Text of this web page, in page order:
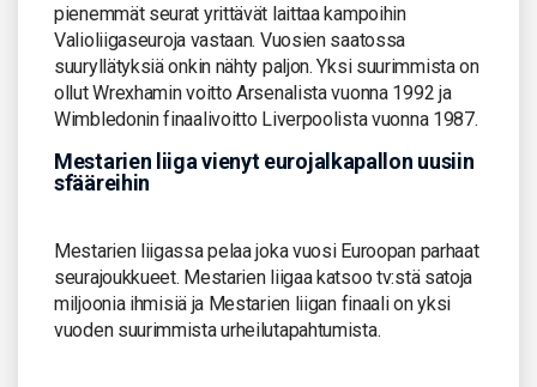
pienemmät seurat yrittävät laittaa kampoihin
Valioliigaseuroja vastaan. Vuosien saatossa
suuryllätyksiä onkin nähty paljon. Yksi suurimmista on
ollut Wrexhamin voitto Arsenalista vuonna 1992 ja
Wimbledonin finaalivoitto Liverpoolista vuonna 1987.
Mestarien liiga vienyt eurojalkapallon uusiin
sfääreihin
Mestarien liigassa pelaa joka vuosi Euroopan parhaat
seurajoukkueet. Mestarien liigaa katsoo tv:stä satoja
miljoonia ihmisiä ja Mestarien liigan finaali on yksi
vuoden suurimmista urheilutapahtumista.